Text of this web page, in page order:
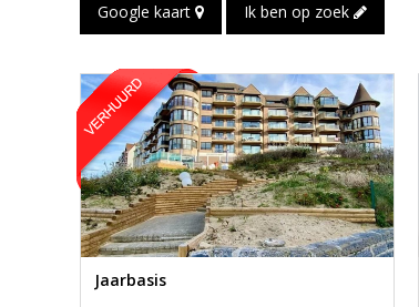
Google kaart Ik ben op zoek
Jaarbasis